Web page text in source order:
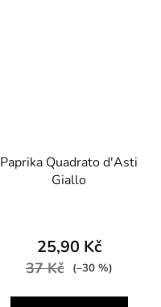
Paprika Quadrato d'Asti
Giallo
25,90 Kč
37 Kč (–30 %)